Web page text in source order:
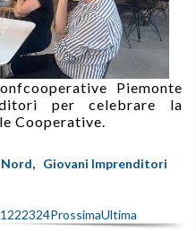
Piemonte
per celebrare la
Cooperative.
, Giovani Imprenditori
222324ProssimaUltima